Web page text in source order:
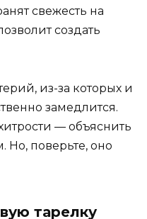
свежесть на
создать
из-за которых и
замедлится.
— объяснить
поверьте, оно
тарелку